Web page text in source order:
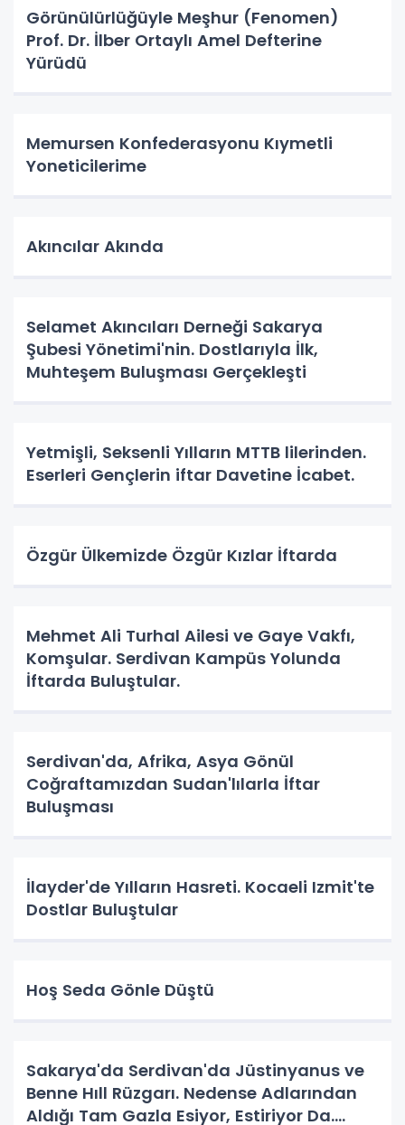
Görünülürlüğüyle Meşhur (Fenomen)
Prof. Dr. İlber Ortaylı Amel Defterine
Yürüdü
Memursen Konfederasyonu Kıymetli
Yoneticilerime
Akıncılar Akında
Selamet Akıncıları Derneği Sakarya
Şubesi Yönetimi'nin. Dostlarıyla İlk,
Muhteşem Buluşması Gerçekleşti
Yetmişli, Seksenli Yılların MTTB lilerinden.
Eserleri Gençlerin iftar Davetine İcabet.
Özgür Ülkemizde Özgür Kızlar İftarda
Mehmet Ali Turhal Ailesi ve Gaye Vakfı,
Komşular. Serdivan Kampüs Yolunda
İftarda Buluştular.
Serdivan'da, Afrika, Asya Gönül
Coğraftamızdan Sudan'lılarla İftar
Buluşması
İlayder'de Yılların Hasreti. Kocaeli Izmit'te
Dostlar Buluştular
Hoş Seda Gönle Düştü
Sakarya'da Serdivan'da Jüstinyanus ve
Benne Hıll Rüzgarı. Nedense Adlarından
Aldığı Tam Gazla Esiyor, Estiriyor Da.